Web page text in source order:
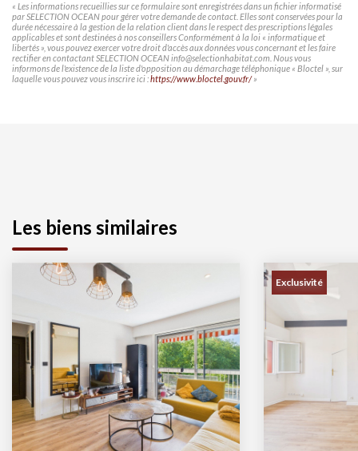
« Les informations recueillies sur ce formulaire sont enregistrées dans un fichier informatisé
par SELECTION OCEAN pour gérer votre demande de contact. Elles sont conservées pour la
durée nécessaire à la gestion de la relation client dans le respect des prescriptions légales
applicables et sont destinées à nos conseillers Conformément à la loi « informatique et
libertés », vous pouvez exercer votre droit d'accès aux données vous concernant et les faire
rectifier en contactant SELECTION OCEAN info@selectionhabitat.com. Nous vous
informons de l'existence de la liste d'opposition au démarchage téléphonique « Bloctel », sur
laquelle vous pouvez vous inscrire ici :https://www.bloctel.gouv.fr/»
Les biens similaires
Exclusivité